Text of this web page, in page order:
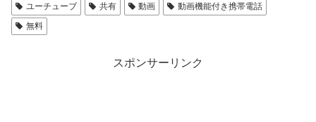
ユーチューブ
共有 動画
動画機能付き携帯電話
無料
スポンサーリンク